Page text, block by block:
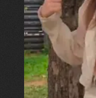
30.07.2026
Калина, Дарина
"Хвиля
прозора
встигла